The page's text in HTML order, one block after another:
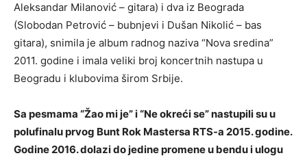
Aleksandar Milanović – gitara) i dva iz Beograda
(Slobodan Petrović – bubnjevi i Dušan Nikolić – bas
gitara), snimila je album radnog naziva “Nova sredina”
2011. godine i imala veliki broj koncertnih nastupa u
Beogradu i klubovima širom Srbije.
Sa pesmama “Žao mi je” i “Ne okreći se” nastupili su u
polufinalu prvog Bunt Rok Mastersa RTS-a 2015. godine.
Godine 2016. dolazi do jedine promene u bendu i ulogu